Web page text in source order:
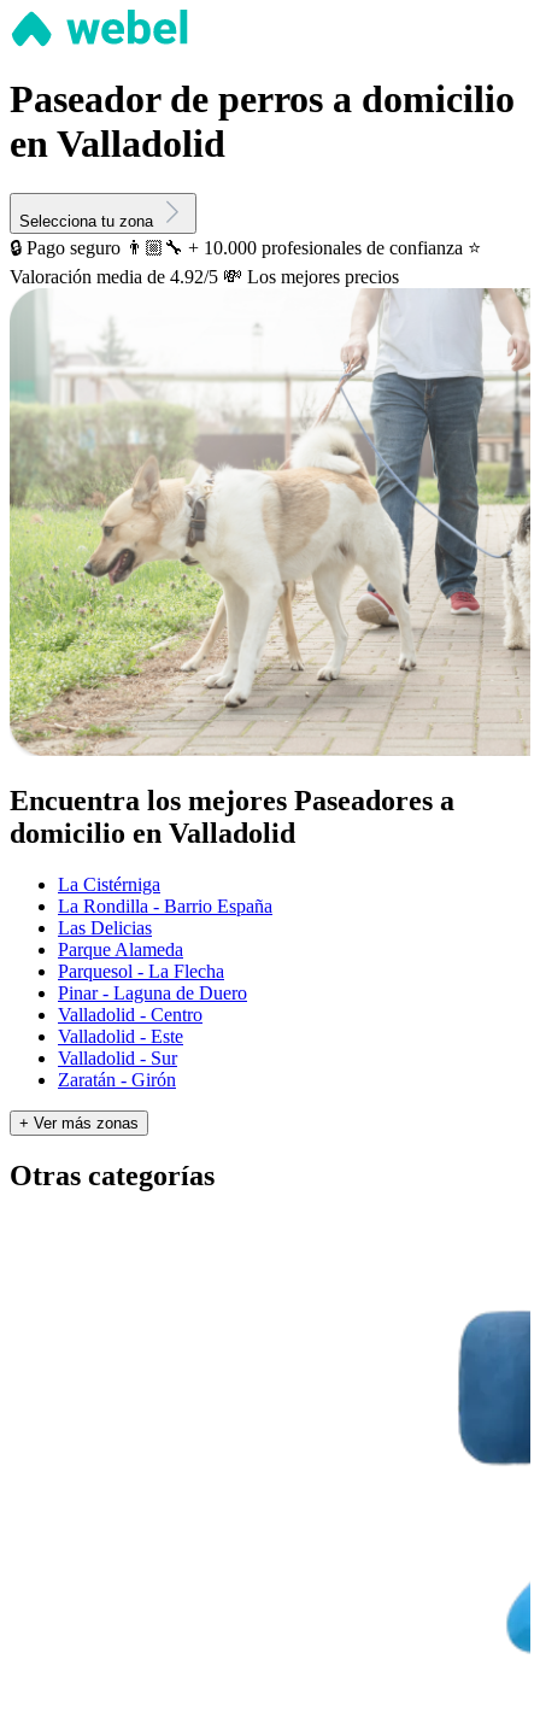
Paseador de perros a domicilio
en Valladolid
Selecciona tu zona
🔒 Pago seguro 👨🏼‍🔧 + 10.000 profesionales de confianza ⭐️
Valoración media de 4.92/5 💸 Los mejores precios
Encuentra los mejores Paseadores a
domicilio en Valladolid
La Cistérniga
La Rondilla - Barrio España
Las Delicias
Parque Alameda
Parquesol - La Flecha
Pinar - Laguna de Duero
Valladolid - Centro
Valladolid - Este
Valladolid - Sur
Zaratán - Girón
+ Ver más zonas
Otras categorías